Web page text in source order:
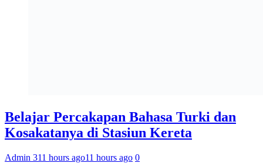
Belajar Percakapan Bahasa Turki dan
Kosakatanya di Stasiun Kereta
Admin 311 hours ago11 hours ago 0